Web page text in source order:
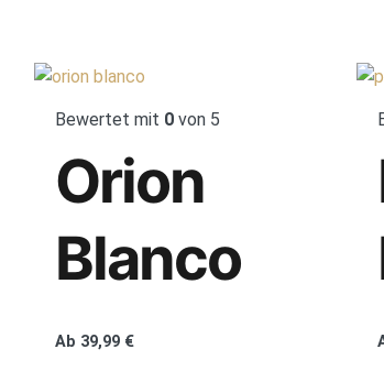
Bewertet mit 0 von 5
Orion
Blanco
Ab 39,99 €